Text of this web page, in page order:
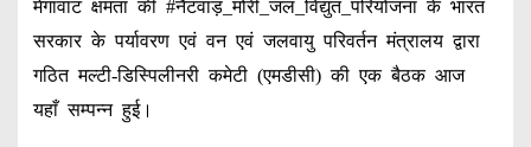
मेगावाट क्षमता की #नैटवाड़_मोरी_जल_विद्युत_परियोजना के भारत
सरकार के पर्यावरण एवं वन एवं जलवायु परिवर्तन मंत्रालय द्वारा
गठित मल्टी-डिस्पिलीनरी कमेटी (एमडीसी) की एक बैठक आज
यहाँ सम्पन्न हुई।